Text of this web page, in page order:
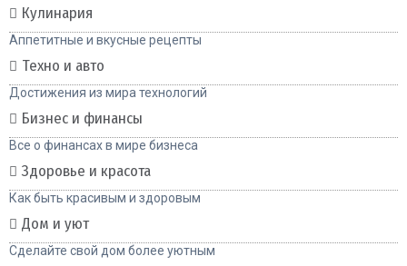
Кулинария
Аппетитные и вкусные рецепты
Техно и авто
Достижения из мира технологий
Бизнес и финансы
Все о финансах в мире бизнеса
Здоровье и красота
Как быть красивым и здоровым
Дом и уют
Сделайте свой дом более уютным